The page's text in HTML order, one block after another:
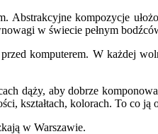
kompozycje
w świecie pełnym
komputerem. W każdej
dąży, aby dobrze
kształtach, kolorach. To co
w Warszawie.